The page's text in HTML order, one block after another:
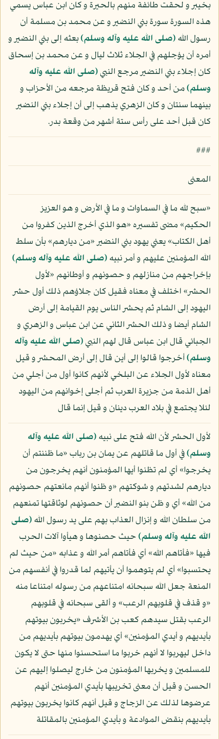
بخيبر و لحقت طائفة منهم بالحيرة و كان ابن عباس يسمي
هذه السورة سورة بني النضير و عن محمد بن مسلمة أن
رسول الله(صلى الله عليه وآله وسلم)بعثه إلى بني النضير و
أمره أن يؤجلهم في الجلاء ثلاث ليال و عن محمد بن إسحاق
كان إجلاء بني النضير مرجع النبي(صلى الله عليه وآله
وسلم)من أحد و كان فتح قريظة مرجعه من الأحزاب و
بينهما سنتان و كان الزهري يذهب إلى أن إجلاء بني النضير
كان قبل أحد على رأس ستة أشهر من وقعة بدر.
###
المعنى
«سبح لله ما في السماوات و ما في الأرض و هو العزيز
الحكيم» مضى تفسيره «هو الذي أخرج الذين كفروا من
أهل الكتاب» يعني يهود بني النضير «من ديارهم» بأن سلط
الله المؤمنين عليهم و أمر نبيه(صلى الله عليه وآله وسلم)
بإخراجهم من منازلهم و حصونهم و أوطانهم «لأول
الحشر» اختلف في معناه فقيل كان جلاؤهم ذلك أول حشر
اليهود إلى الشام ثم يحشر الناس يوم القيامة إلى أرض
الشام أيضا و ذلك الحشر الثاني عن ابن عباس و الزهري و
الجبائي قال ابن عباس قال لهم النبي(صلى الله عليه وآله
وسلم)أخرجوا قالوا إلى أين قال إلى أرض المحشر و قيل
معناه لأول الجلاء عن البلخي لأنهم كانوا أول من أجلي من
أهل الذمة من جزيرة العرب ثم أجلى إخوانهم من اليهود
لئلا يجتمع في بلاد العرب دينان و قيل إنما قال
لأول الحشر لأن الله فتح على نبيه(صلى الله عليه وآله
وسلم)في أول ما قاتلهم عن يمان بن رباب «ما ظننتم أن
يخرجوا» أي لم تظنوا أيها المؤمنون أنهم يخرجون من
ديارهم لشدتهم و شوكتهم «و ظنوا أنهم مانعتهم حصونهم
من الله» أي و ظن بنو النضير أن حصونهم لوثاقتها تمنعهم
من سلطان الله و إنزال العذاب بهم على يد رسول الله(صلى
الله عليه وآله وسلم)حيث حصنوها و هيأوا آلات الحرب
فيها «فأتاهم الله» أي فأتاهم أمر الله و عذابه «من حيث لم
يحتسبوا» أي لم يتوهموا أن يأتيهم لما قدروا في أنفسهم من
المنعة جعل الله سبحانه امتناعهم من رسوله امتناعا منه
«و قذف في قلوبهم الرعب» و ألقى سبحانه في قلوبهم
الرعب بقتل سيدهم كعب بن الأشرف «يخربون بيوتهم
بأيديهم و أيدي المؤمنين» أي يهدمون بيوتهم بأيديهم من
داخل ليهربوا لا أنهم خربوا ما استحسنوا منها حتى لا يكون
للمسلمين و يخربها المؤمنون من خارج ليصلوا إليهم عن
الحسن و قيل أن معنى تخريبها بأيدي المؤمنين أنهم
عرضوها لذلك عن الزجاج و قيل أنهم كانوا يخربون بيوتهم
بأيديهم بنقض الموادعة و بأيدي المؤمنين بالمقاتلة